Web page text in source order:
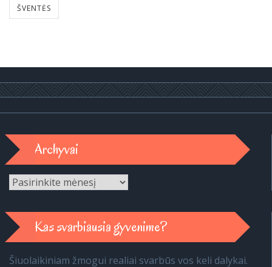
ŠVENTĖS
Archyvai
Archyvai
Kas svarbiausia gyvenime?
Šiuolaikiniam žmogui realiai svarbūs vos keli dalykai.